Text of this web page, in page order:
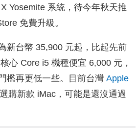
Yosemite 系統，待今年秋天推
免費升級。
新台幣 35,900 元起，比起先前
心 Core i5 機種便宜 6,000 元，
檻再更低一些。目前台灣 Apple
購新款 iMac，可能是還沒通過